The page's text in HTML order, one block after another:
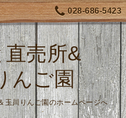
028-686-5423
売所&
んご園
玉川りんご園のホームページへ